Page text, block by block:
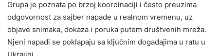
Grupa je poznata po brzoj koordinaciji i često preuzima
odgovornost za sajber napade u realnom vremenu, uz
objave snimaka, dokaza i poruka putem društvenih mreža.
Njeni napadi se poklapaju sa ključnim događajima u ratu u
Ukrajini.